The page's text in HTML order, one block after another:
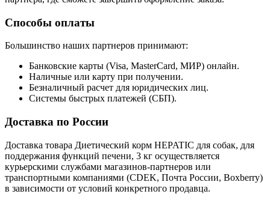
Способы оплаты
Большинство наших партнеров принимают:
Банковские карты (Visa, MasterCard, МИР) онлайн.
Наличные или карту при получении.
Безналичный расчет для юридических лиц.
Системы быстрых платежей (СБП).
Доставка по России
Доставка товара Диетический корм HEPATIC для собак, для
поддержания функций печени, 3 кг осуществляется
курьерскими службами магазинов-партнеров или
транспортными компаниями (CDEK, Почта России, Boxberry)
в зависимости от условий конкретного продавца.